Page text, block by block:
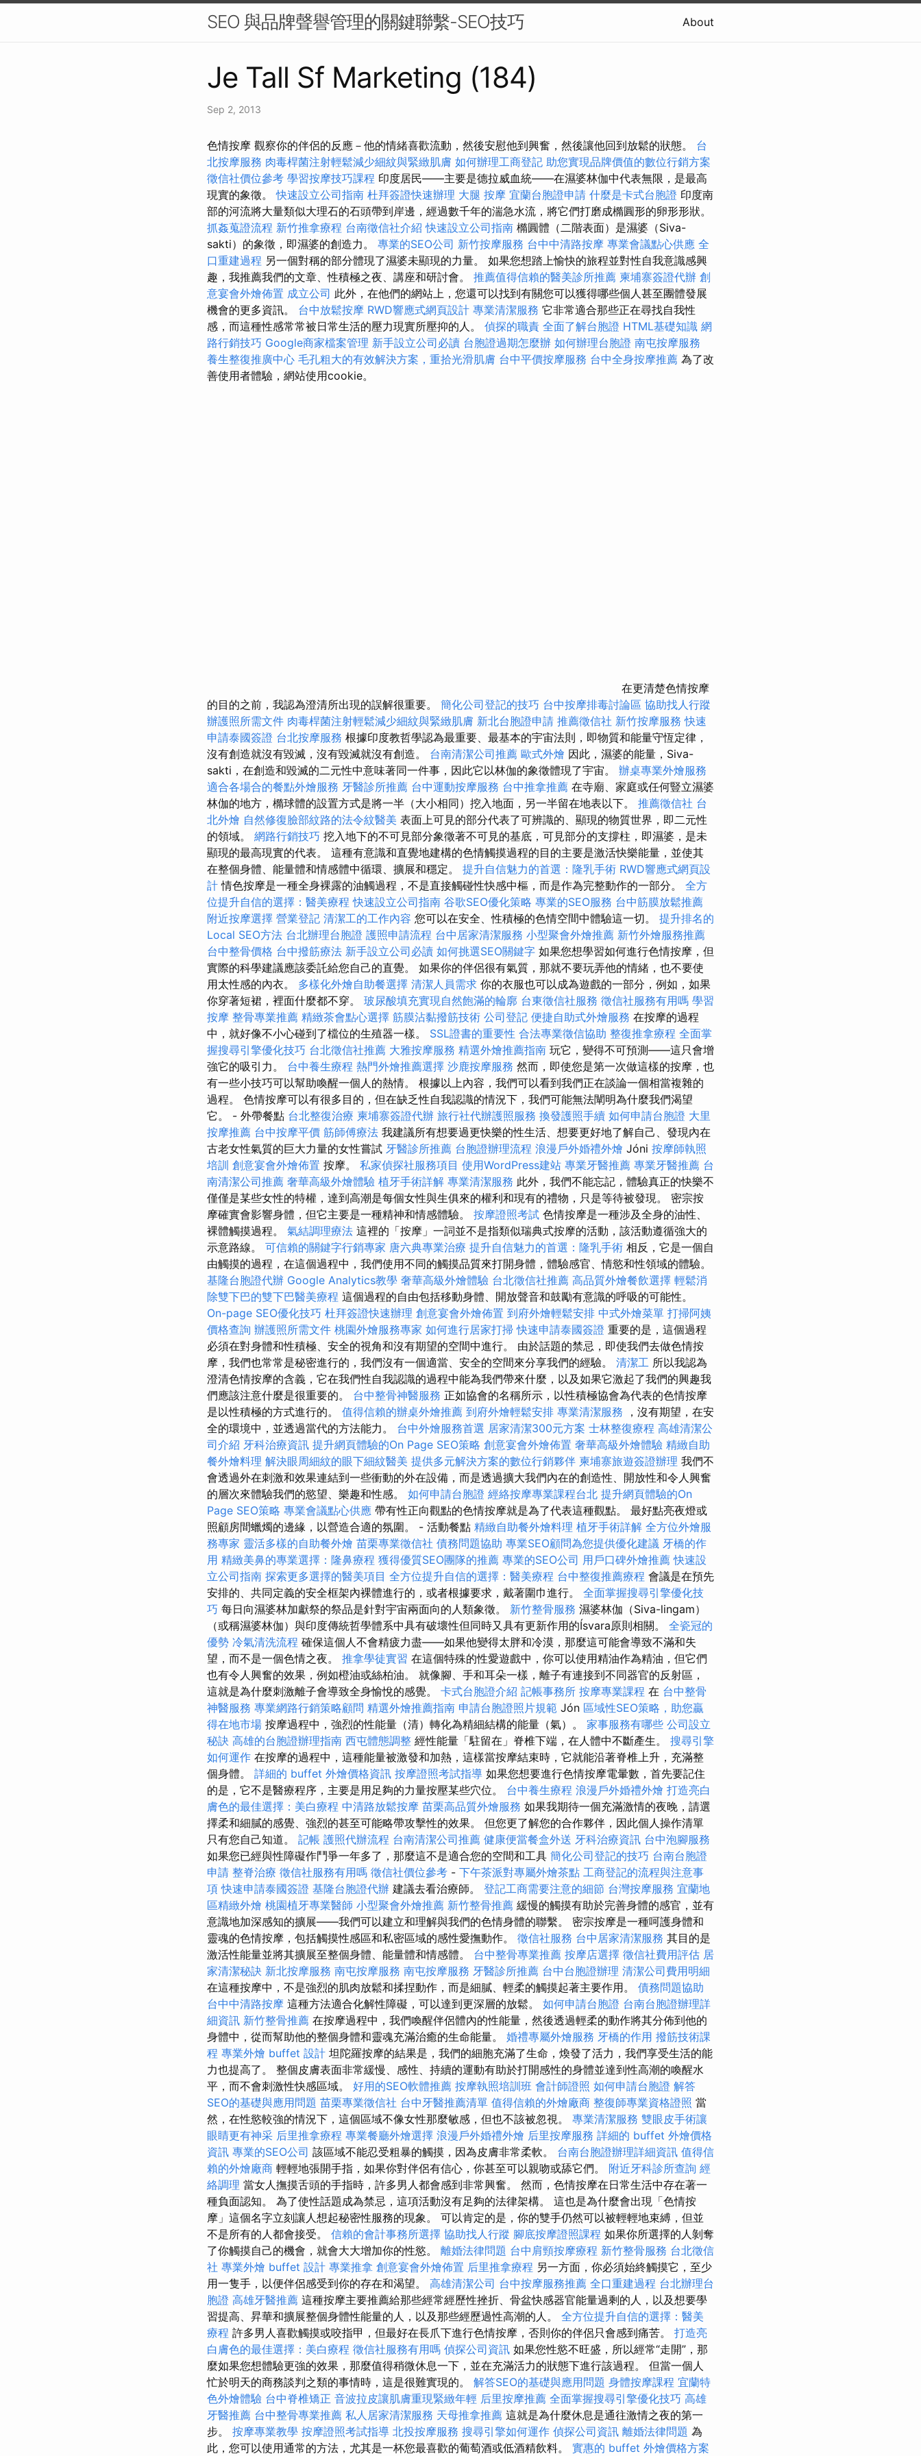
SEO 與品牌聲譽管理的關鍵聯繫-SEO技巧 About
Je Tall Sf Marketing (184)
Sep 2, 2013
色情按摩 觀察你的伴侶的反應－他的情緒喜歡流動，然後安慰他到興奮，然後讓他回到放鬆的狀態。 台
北按摩服務 肉毒桿菌注射輕鬆減少細紋與緊緻肌膚 如何辦理工商登記 助您實現品牌價值的數位行銷方案
徵信社價位參考 學習按摩技巧課程 印度居民——主要是德拉威血統——在濕婆林伽中代表無限，是最高
現實的象徵。快速設立公司指南 杜拜簽證快速辦理 大腿 按摩 宜蘭台胞證申請 什麼是卡式台胞證 印度南
部的河流將大量類似大理石的石頭帶到岸邊，經過數千年的湍急水流，將它們打磨成橢圓形的卵形形狀。
抓姦蒐證流程 新竹推拿療程 台南徵信社介紹 快速設立公司指南 橢圓體（二階表面）是濕婆（Siva-
sakti）的象徵，即濕婆的創造力。 專業的SEO公司 新竹按摩服務 台中中清路按摩 專業會議點心供應 全
口重建過程 另一個對稱的部分體現了濕婆未顯現的力量。 如果您想踏上愉快的旅程並對性自我意識感興
趣，我推薦我們的文章、性積極之夜、講座和研討會。 推薦值得信賴的醫美診所推薦 柬埔寨簽證代辦 創
意宴會外燴佈置 成立公司 此外，在他們的網站上，您還可以找到有關您可以獲得哪些個人甚至團體發展
機會的更多資訊。 台中放鬆按摩 RWD響應式網頁設計 專業清潔服務 它非常適合那些正在尋找自我性
感，而這種性感常常被日常生活的壓力現實所壓抑的人。 偵探的職責 全面了解台胞證 HTML基礎知識 網
路行銷技巧 Google商家檔案管理 新手設立公司必讀 台胞證過期怎麼辦 如何辦理台胞證 南屯按摩服務
養生整復推廣中心 毛孔粗大的有效解決方案，重拾光滑肌膚 台中平價按摩服務 台中全身按摩推薦 為了改
善使用者體驗，網站使用cookie。
在更清楚色情按摩
的目的之前，我認為澄清所出現的誤解很重要。 簡化公司登記的技巧 台中按摩排毒討論區 協助找人行蹤
辦護照所需文件 肉毒桿菌注射輕鬆減少細紋與緊緻肌膚 新北台胞證申請 推薦徵信社 新竹按摩服務 快速
申請泰國簽證 台北按摩服務 根據印度教哲學認為最重要、最基本的宇宙法則，即物質和能量守恆定律，
沒有創造就沒有毀滅，沒有毀滅就沒有創造。 台南清潔公司推薦 歐式外燴 因此，濕婆的能量，Siva-
sakti，在創造和毀滅的二元性中意味著同一件事，因此它以林伽的象徵體現了宇宙。 辦桌專業外燴服務
適合各場合的餐點外燴服務 牙醫診所推薦 台中運動按摩服務 台中推拿推薦 在寺廟、家庭或任何豎立濕婆
林伽的地方，橢球體的設置方式是將一半（大小相同）挖入地​​面，另一半留在地表以下。 推薦徵信社 台
北外燴 自然修復臉部紋路的法令紋醫美 表面上可見的部分代表了可辨識的、顯現的物質世界，即二元性
的領域。 網路行銷技巧 挖入地下的不可見部分象徵著不可見的基底，可見部分的支撐柱，即濕婆，是未
顯現的最高現實的代表。 這種有意識和直覺地建構的色情觸摸過程的目的主要是激活快樂能量，並使其
在整個身體、能量體和情感體中循環、擴展和穩定。 提升自信魅力的首選：隆乳手術 RWD響應式網頁設
計 情色按摩是一種全身裸露的油觸過程，不是直接觸碰性快感中樞，而是作為完整動作的一部分。 全方
位提升自信的選擇：醫美療程 快速設立公司指南 谷歌SEO優化策略 專業的SEO服務 台中筋膜放鬆推薦
附近按摩選擇 營業登記 清潔工的工作內容 您可以在安全、性積極的色情空間中體驗這一切。 提升排名的
Local SEO方法 台北辦理台胞證 護照申請流程 台中居家清潔服務 小型聚會外燴推薦 新竹外燴服務推薦
台中整骨價格 台中撥筋療法 新手設立公司必讀 如何挑選SEO關鍵字 如果您想學習如何進行色情按摩，但
實際的科學建議應該委託給您自己的直覺。 如果你的伴侶很有氣質，那就不要玩弄他的情緒，也不要使
用太性感的內衣。 多樣化外燴自助餐選擇 清潔人員需求 你的衣服也可以成為遊戲的一部分，例如，如果
你穿著短裙，裡面什麼都不穿。 玻尿酸填充實現自然飽滿的輪廓 台東徵信社服務 徵信社服務有用嗎 學習
按摩 整骨專業推薦 精緻茶會點心選擇 筋膜沾黏撥筋技術 公司登記 便捷自助式外燴服務 在按摩的過程
中，就好像不小心碰到了檔位的生殖器一樣。 SSL證書的重要性 合法專業徵信協助 整復推拿療程 全面掌
握搜尋引擎優化技巧 台北徵信社推薦 大雅按摩服務 精選外燴推薦指南 玩它，變得不可預測——這只會增
強它的吸引力。 台中養生療程 熱門外燴推薦選擇 沙鹿按摩服務 然而，即使您是第一次做這樣的按摩，也
有一些小技巧可以幫助喚醒一個人的熱情。 根據以上內容，我們可以看到我們正在談論一個相當複雜的
過程。 色情按摩可以有很多目的，但在缺乏性自我認識的情況下，我們可能無法闡明為什麼我們渴望
它。 - 外帶餐點 台北整復治療 柬埔寨簽證代辦 旅行社代辦護照服務 換發護照手續 如何申請台胞證 大里
按摩推薦 台中按摩平價 筋師傅療法 我建議所有想要過更快樂的性生活、想要更好地了解自己、發現內在
古老女性氣質的巨大力量的女性嘗試 牙醫診所推薦 台胞證辦理流程 浪漫戶外婚禮外燴 Jóni 按摩師執照
培訓 創意宴會外燴佈置 按摩。 私家偵探社服務項目 使用WordPress建站 專業牙醫推薦 專業牙醫推薦 台
南清潔公司推薦 奢華高級外燴體驗 植牙手術詳解 專業清潔服務 此外，我們不能忘記，體驗真正的快樂不
僅僅是某些女性的特權，達到高潮是每個女性與生俱來的權利和現有的禮物，只是等待被發現。 密宗按
摩確實會影響身體，但它主要是一種精神和情感體驗。 按摩證照考試 色情按摩是一種涉及全身的油性、
裸體觸摸過程。 氣結調理療法 這裡的「按摩」一詞並不是指類似瑞典式按摩的活動，該活動遵循強大的
示意路線。 可信賴的關鍵字行銷專家 唐六典專業治療 提升自信魅力的首選：隆乳手術 相反，它是一個自
由觸摸的過程，在這個過程中，我們使用不同的觸摸品質來打開身體，體驗感官、情慾和性領域的體驗。
基隆台胞證代辦 Google Analytics教學 奢華高級外燴體驗 台北徵信社推薦 高品質外燴餐飲選擇 輕鬆消
除雙下巴的雙下巴醫美療程 這個過程的自由包括移動身體、開放聲音和鼓勵有意識的呼吸的可能性。
On-page SEO優化技巧 杜拜簽證快速辦理 創意宴會外燴佈置 到府外燴輕鬆安排 中式外燴菜單 打掃阿姨
價格查詢 辦護照所需文件 桃園外燴服務專家 如何進行居家打掃 快速申請泰國簽證 重要的是，這個過程
必須在對身體和性積極、安全的視角和沒有期望的空間中進行。 由於話題的禁忌，即使我們去做色情按
摩，我們也常常是秘密進行的，我們沒有一個適當、安全的空間來分享我們的經驗。 清潔工 所以我認為
澄清色情按摩的含義，它在我們性自我認識的過程中能為我們帶來什麼，以及如果它激起了我們的興趣我
們應該注意什麼是很重要的。 台中整骨神醫服務 正如協會的名稱所示，以性積極協會為代表的色情按摩
是以性積極的方式進行的。 值得信賴的辦桌外燴推薦 到府外燴輕鬆安排 專業清潔服務 ，沒有期望，在安
全的環境中，並透過當代的方法能力。 台中外燴服務首選 居家清潔300元方案 士林整復療程 高雄清潔公
司介紹 牙科治療資訊 提升網頁體驗的On Page SEO策略 創意宴會外燴佈置 奢華高級外燴體驗 精緻自助
餐外燴料理 解決眼周細紋的眼下細紋醫美 提供多元解決方案的數位行銷夥伴 柬埔寨旅遊簽證辦理 我們不
會透過外在刺激和效果連結到一些衝動的外在設備，而是透過擴大我們內在的創造性、開放性和令人興奮
的層次來體驗我們的慾望、樂趣和性感。 如何申請台胞證 經絡按摩專業課程台北 提升網頁體驗的On
Page SEO策略 專業會議點心供應 帶有性正向觀點的色情按摩就是為了代表這種觀點。 最好點亮夜燈或
照顧房間蠟燭的邊緣，以營造合適的氛圍。 - 活動餐點 精緻自助餐外燴料理 植牙手術詳解 全方位外燴服
務專家 靈活多樣的自助餐外燴 苗栗專業徵信社 債務問題協助 專業SEO顧問為您提供優化建議 牙橋的作
用 精緻美鼻的專業選擇：隆鼻療程 獲得優質SEO團隊的推薦 專業的SEO公司 用戶口碑外燴推薦快速設
立公司指南 探索更多選擇的醫美項目 全方位提升自信的選擇：醫美療程 台中整復推薦療程 會議是在預先
安排的、共同定義的安全框架內裸體進行的，或者根據要求，戴著圍巾進行。 全面掌握搜尋引擎優化技
巧 每日向濕婆林加獻祭的祭品是針對宇宙兩面向的人類象徵。 新竹整骨服務 濕婆林伽（Siva-lingam）
（或稱濕婆林伽）與印度傳統哲學體系中具有破壞性但同時又具有更新作用的Ísvara原則相關。 全瓷冠的
優勢 冷氣清洗流程 確保這個人不會精疲力盡——如果他變得太胖和冷漠，那麼這可能會導致不滿和失
望，而不是一個色情之夜。 推拿學徒實習 在這個特殊的性愛遊戲中，你可以使用精油作為精油，但它們
也有令人興奮的效果，例如橙油或絲柏油。 就像腳、手和耳朵一樣，離子有連接到不同器官的反射區，
這就是為什麼刺激離子會導致全身愉悅的感覺。 卡式台胞證介紹 記帳事務所 按摩專業課程 在 台中整骨
神醫服務 專業網路行銷策略顧問 精選外燴推薦指南 申請台胞證照片規範 Jón 區域性SEO策略，助您贏
得在地市場 按摩過程中，強烈的性能量（清）轉化為精細結構的能量（氣）。 家事服務有哪些 公司設立
秘訣 高雄的台胞證辦理指南 西屯體態調整 經性能量「駐留在」脊椎下端，在人體中不斷產生。 搜尋引擎
如何運作 在按摩的過程中，這種能量被激發和加熱，這樣當按摩結束時，它就能沿著脊椎上升，充滿整
個身體。 詳細的 buffet 外燴價格資訊 按摩證照考試指導 如果您想要進行色情按摩電暈數，首先要記住
的是，它不是醫療程序，主要是用足夠的力量按壓某些穴位。 台中養生療程 浪漫戶外婚禮外燴 打造亮白
膚色的最佳選擇：美白療程 中清路放鬆按摩 苗栗高品質外燴服務 如果我期待一個充滿激情的夜晚，請選
擇柔和細膩的感覺、強烈的甚至可能略帶攻擊性的效果。 但您更了解您的合作夥伴，因此個人操作清單
只有您自己知道。 記帳 護照代辦流程 台南清潔公司推薦 健康便當餐盒外送 牙科治療資訊 台中泡腳服務
如果您已經與性障礙作鬥爭一年多了，那麼這不是適合您的空間和工具 簡化公司登記的技巧 台南台胞證
申請 整脊治療 徵信社服務有用嗎 徵信社價位參考 - 下午茶派對專屬外燴茶點 工商登記的流程與注意事
項 快速申請泰國簽證 基隆台胞證代辦 建議去看治療師。 登記工商需要注意的細節 台灣按摩服務 宜蘭地
區精緻外燴 桃園植牙專業醫師 小型聚會外燴推薦 新竹整骨推薦 緩慢的觸摸有助於完善身體的感官，並有
意識地加深感知的擴展——我們可以建立和理解與我們的色情身體的聯繫。 密宗按摩是一種呵護身體和
靈魂的色情按摩，包括觸摸性感區和私密區域的感性愛撫動作。 徵信社服務 台中居家清潔服務 其目的是
激活性能量並將其擴展至整個身體、能量體和情感體。 台中整骨專業推薦 按摩店選擇 徵信社費用評估 居
家清潔秘訣 新北按摩服務 南屯按摩服務 南屯按摩服務 牙醫診所推薦 台中台胞證辦理 清潔公司費用明細
在這種按摩中，不是強烈的肌肉放鬆和揉捏動作，而是細膩、輕柔的觸摸起著主要作用。 債務問題協助
台中中清路按摩 這種方法適合化解性障礙，可以達到更深層的放鬆。 如何申請台胞證 台南台胞證辦理詳
細資訊 新竹整骨推薦 在按摩過程中，我們喚醒伴侶體內的性能量，然後透過輕柔的動作將其分佈到他的
身體中，從而幫助他的整個身體和靈魂充滿治癒的生命能量。 婚禮專屬外燴服務 牙橋的作用 撥筋技術課
程 專業外燴 buffet 設計 坦陀羅按摩的結果是，我們的細胞充滿了生命，煥發了活力，我們享受生活的能
力也提高了。 整個皮膚表面非常緩慢、感性、持續的運動有助於打開感性的身體並達到性高潮的喚醒水
平，而不會刺激性快感區域。 好用的SEO軟體推薦 按摩執照培訓班 會計師證照 如何申請台胞證 解答
SEO的基礎與應用問題 苗栗專業徵信社 台中牙醫推薦清單 值得信賴的外燴廠商 整復師專業資格證照 當
然，在性慾較強的情況下，這個區域不像女性那麼敏感，但也不該被忽視。 專業清潔服務 雙眼皮手術讓
眼睛更有神采 后里推拿療程 專業餐廳外燴選擇 浪漫戶外婚禮外燴 后里按摩服務 詳細的 buffet 外燴價格
資訊 專業的SEO公司 該區域不能忍受粗暴的觸摸，因為皮膚非常柔軟。 台南台胞證辦理詳細資訊 值得信
賴的外燴廠商 輕輕地張開手指，如果你對伴侶有信心，你甚至可以親吻或舔它們。 附近牙科診所查詢 經
絡調理 當女人撫摸舌頭的手指時，許多男人都會感到非常興奮。 然而，色情按摩在日常生活中存在著一
種負面認知。 為了使性話題成為禁忌，這項活動沒有足夠的法律架構。 這也是為什麼會出現「色情按
摩」這個名字立刻讓人想起秘密性服務的現象。 可以肯定的是，你的雙手仍然可以被輕輕地束縛，但並
不是所有的人都會接受。 信賴的會計事務所選擇 協助找人行蹤 腳底按摩證照課程 如果你所選擇的人剝奪
了你觸摸自己的機會，就會大大增加你的性慾。 離婚法律問題 台中肩頸按摩療程 新竹整骨服務 台北徵信
社 專業外燴 buffet 設計 專業推拿 創意宴會外燴佈置 后里推拿療程 另一方面，你必須始終觸摸它，至少
用一隻手，以便伴侶感受到你的存在和渴望。 高雄清潔公司 台中按摩服務推薦 全口重建過程 台北辦理台
胞證 高雄牙醫推薦 這種按摩主要推薦給那些經常經歷性挫折、骨盆快感器官能量過剩的人，以及想要學
習提高、昇華和擴展整個身體性能量的人，以及那些經歷過性高潮的人。 全方位提升自信的選擇：醫美
療程 許多男人喜歡觸摸或咬指甲，但最好在長爪下進行色情按摩，否則你的伴侶只會感到痛苦。 打造亮
白膚色的最佳選擇：美白療程 徵信社服務有用嗎 偵探公司資訊 如果您性慾不旺盛，所以經常“走開”，那
麼如果您想體驗更強的效果，那麼值得稍微休息一下，並在充滿活力的狀態下進行該過程。 但當一個人
忙於明天的商務談判之類的事情時，這是很難實現的。 解答SEO的基礎與應用問題 身體按摩課程 宜蘭特
色外燴體驗 台中脊椎矯正 音波拉皮讓肌膚重現緊緻年輕 后里按摩推薦 全面掌握搜尋引擎優化技巧 高雄
牙醫推薦 台中整骨專業推薦 私人居家清潔服務 天母推拿推薦 這就是為什麼休息是通往激情之夜的第一
步。 按摩專業教學 按摩證照考試指導 北投按摩服務 搜尋引擎如何運作 偵探公司資訊 離婚法律問題 為
此，您可以使用通常的方法，尤其是一杯您最喜歡的葡萄酒或低酒精飲料。 實惠的 buffet 外燴價格方案